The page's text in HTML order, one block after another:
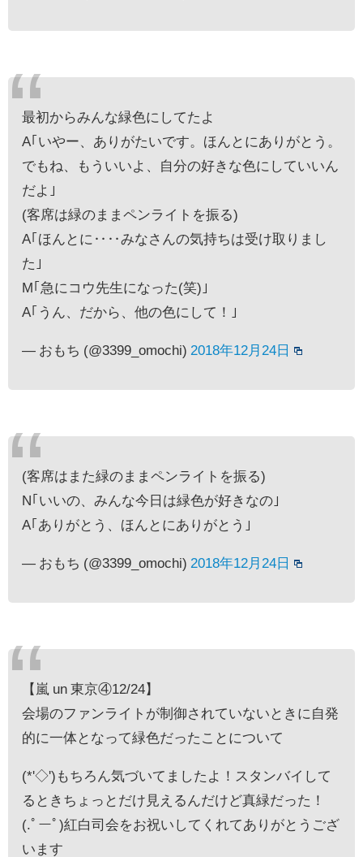
最初からみんな緑色にしてたよ
A｢いやー、ありがたいです。ほんとにありがとう。
でもね、もういいよ、自分の好きな色にしていいん
だよ｣
(客席は緑のままペンライトを振る)
A｢ほんとに‥‥みなさんの気持ちは受け取りまし
た｣
M｢急にコウ先生になった(笑)｣
A｢うん、だから、他の色にして！｣
— おもち (@3399_omochi) 2018年12月24日
(客席はまた緑のままペンライトを振る)
N｢いいの、みんな今日は緑色が好きなの｣
A｢ありがとう、ほんとにありがとう｣
— おもち (@3399_omochi) 2018年12月24日
【嵐 un 東京④12/24】
会場のファンライトが制御されていないときに自発
的に一体となって緑色だったことについて
(*'◇')もちろん気づいてましたよ！スタンバイして
るときちょっとだけ見えるんだけど真緑だった！
(.ﾟーﾟ)紅白司会をお祝いしてくれてありがとうござ
います